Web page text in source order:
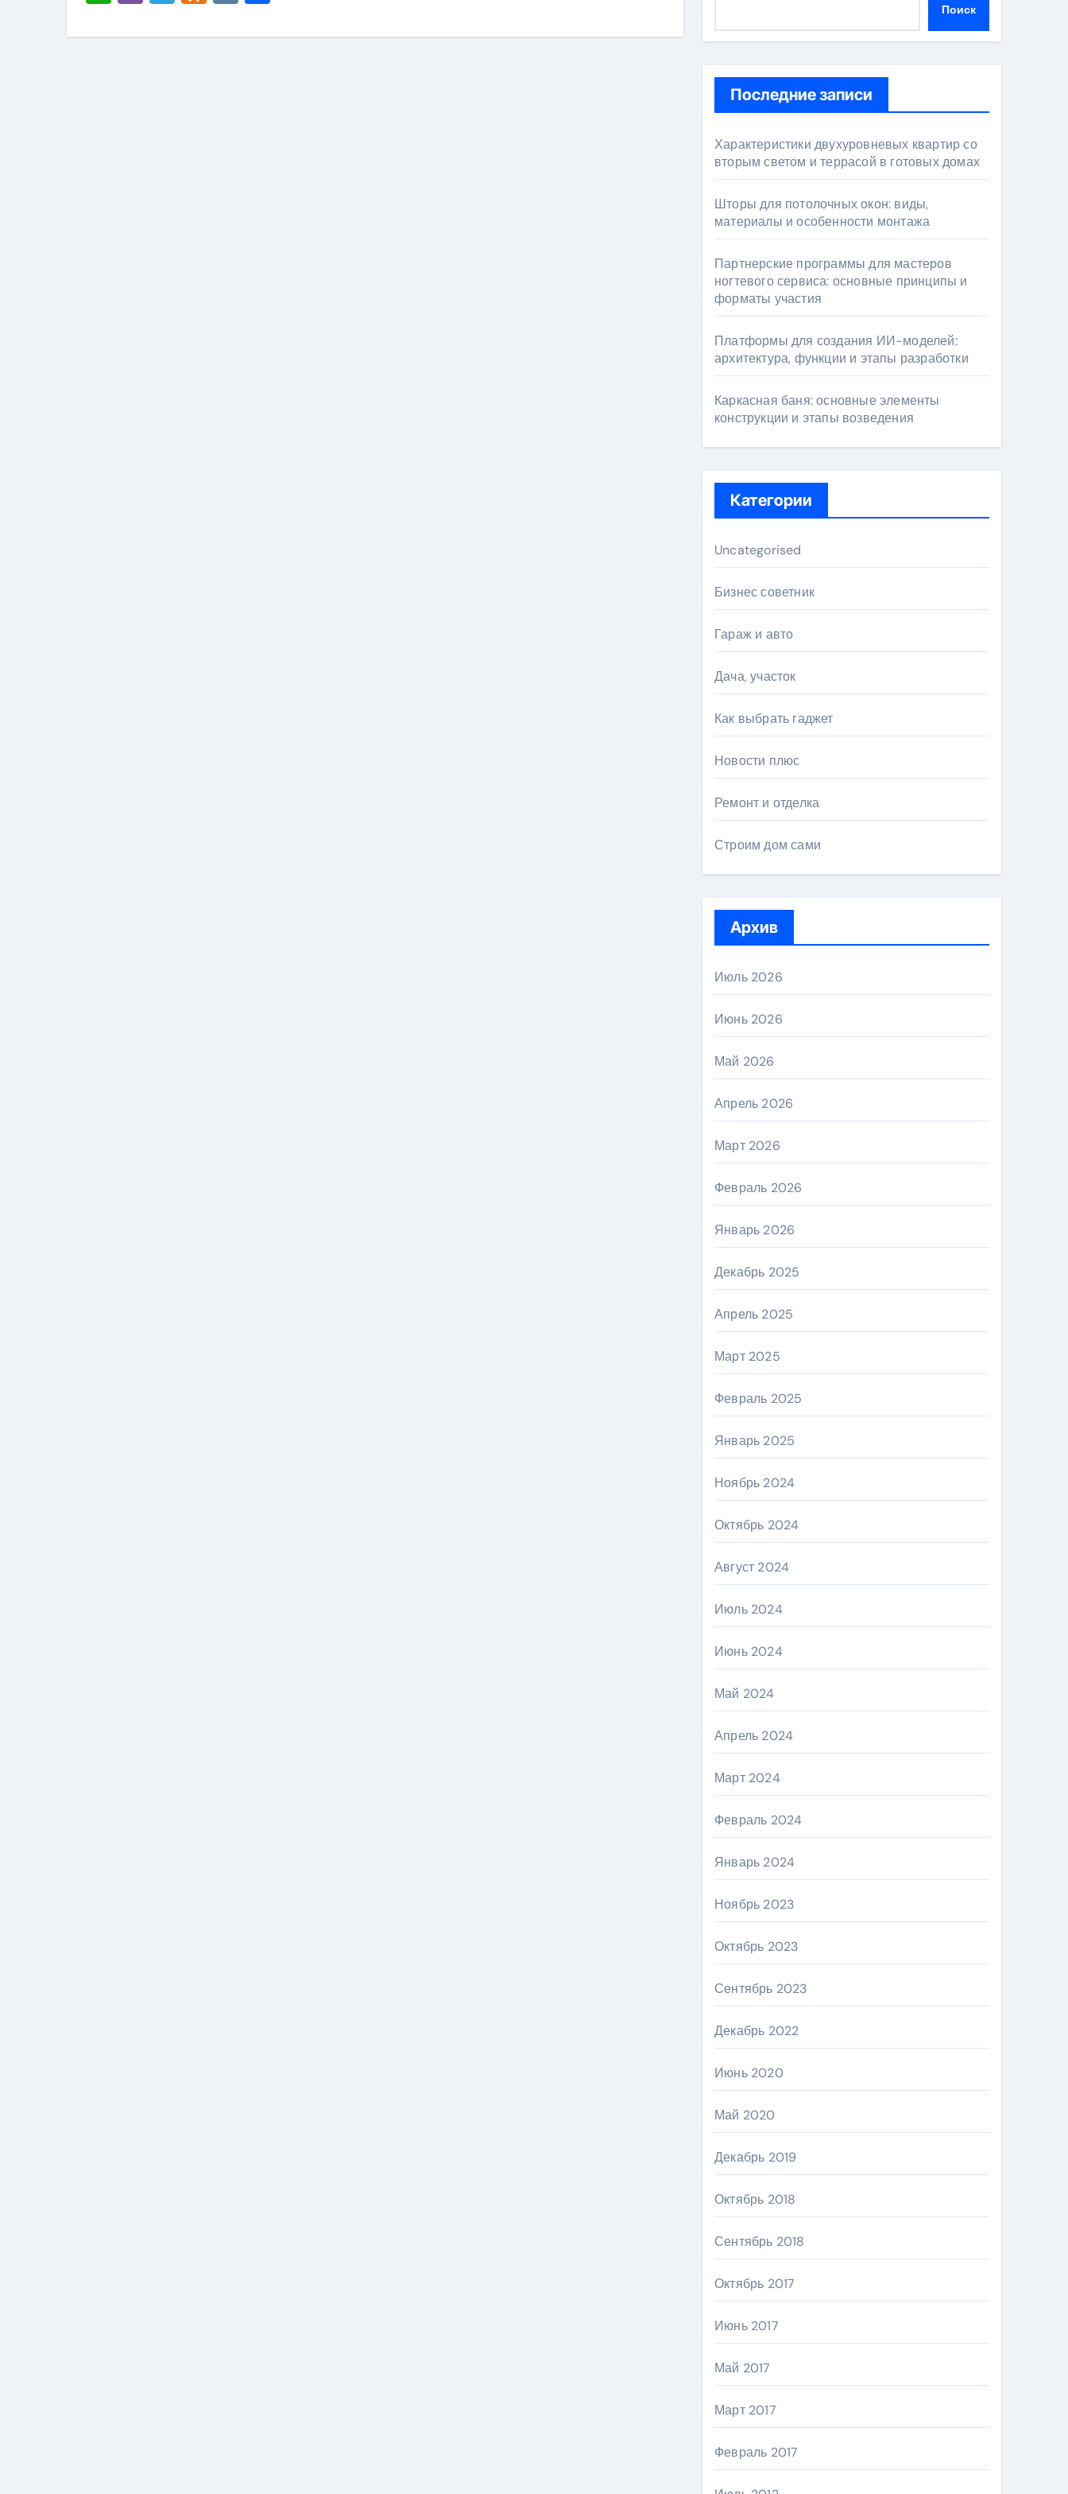
Поиск
Последние записи
Характеристики двухуровневых квартир со
вторым светом и террасой в готовых домах
Шторы для потолочных окон: виды,
материалы и особенности монтажа
Партнерские программы для мастеров
ногтевого сервиса: основные принципы и
форматы участия
Платформы для создания ИИ-моделей:
архитектура, функции и этапы разработки
Каркасная баня: основные элементы
конструкции и этапы возведения
Категории
Uncategorised
Бизнес советник
Гараж и авто
Дача, участок
Как выбрать гаджет
Новости плюс
Ремонт и отделка
Строим дом сами
Архив
Июль 2026
Июнь 2026
Май 2026
Апрель 2026
Март 2026
Февраль 2026
Январь 2026
Декабрь 2025
Апрель 2025
Март 2025
Февраль 2025
Январь 2025
Ноябрь 2024
Октябрь 2024
Август 2024
Июль 2024
Июнь 2024
Май 2024
Апрель 2024
Март 2024
Февраль 2024
Январь 2024
Ноябрь 2023
Октябрь 2023
Сентябрь 2023
Декабрь 2022
Июнь 2020
Май 2020
Декабрь 2019
Октябрь 2018
Сентябрь 2018
Октябрь 2017
Июнь 2017
Май 2017
Март 2017
Февраль 2017